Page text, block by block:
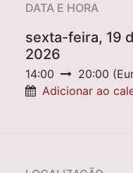
DATA E HORA
sexta-feira, 19
2026
14:00 20:00 (
Adicionar ao